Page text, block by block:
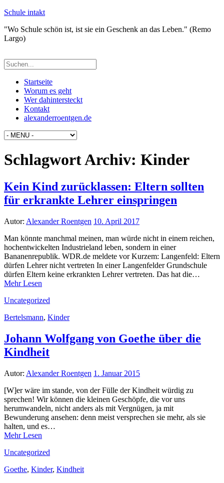
Schule intakt
"Wo Schule schön ist, ist sie ein Geschenk an das Leben." (Remo
Largo)
Startseite
Worum es geht
Wer dahintersteckt
Kontakt
alexanderroentgen.de
Schlagwort Archiv: Kinder
Kein Kind zurücklassen: Eltern sollten
für erkrankte Lehrer einspringen
Autor: Alexander Roentgen 10. April 2017
Man könnte manchmal meinen, man würde nicht in einem reichen,
hochentwickelten Industrieland leben, sondern in einer
Bananenrepublik. WDR.de meldete vor Kurzem: Langenfeld: Eltern
dürfen Lehrer nicht vertreten In einer Langenfelder Grundschule
dürfen Eltern keine erkrankten Lehrer vertreten. Das hat die…
Mehr Lesen
Uncategorized
Bertelsmann, Kinder
Johann Wolfgang von Goethe über die
Kindheit
Autor: Alexander Roentgen 1. Januar 2015
[W]er wäre im stande, von der Fülle der Kindheit würdig zu
sprechen! Wir können die kleinen Geschöpfe, die vor uns
herumwandeln, nicht anders als mit Vergnügen, ja mit
Bewunderung ansehen: denn meist versprechen sie mehr, als sie
halten, und es…
Mehr Lesen
Uncategorized
Goethe, Kinder, Kindheit